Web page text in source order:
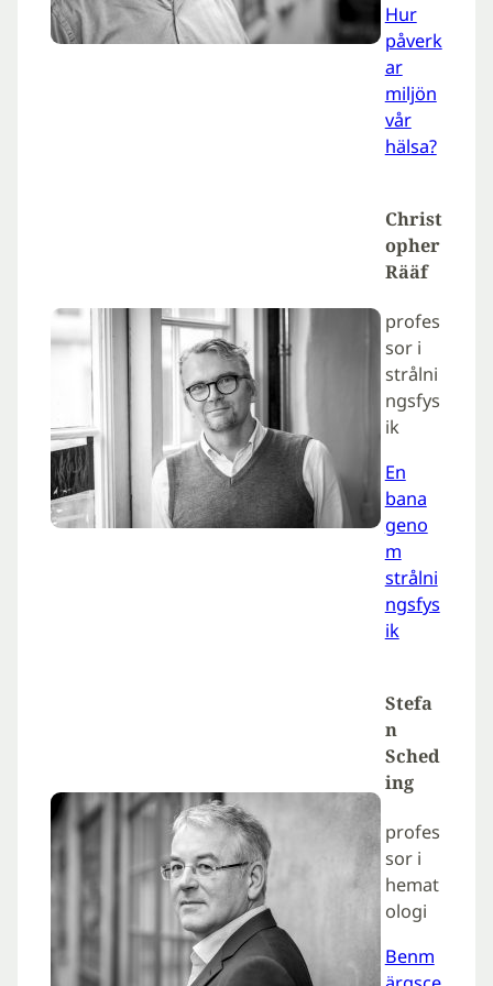
Hur
påverk
ar
miljön
vår
hälsa?
Christ
opher
Rääf
profes
sor i
strålni
ngsfys
ik
En
bana
geno
m
strålni
ngsfys
ik
Stefa
n
Sched
ing
profes
sor i
hemat
ologi
Benm